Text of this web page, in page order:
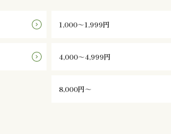
1,000～1,999円
4,000～4,999円
8,000円～